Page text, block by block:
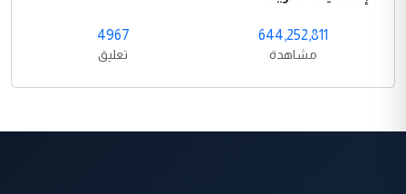
644,252,811
مشاهدة
4967
تعليق